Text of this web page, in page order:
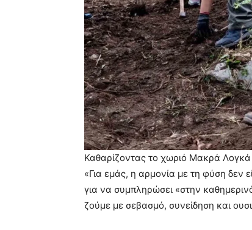
Καθαρίζοντας το χωριό Μακρά
«Για εμάς, η αρμονία με τη φύση δεν
για να συμπληρώσει «στην
ζούμε με σεβασμό, συνείδηση και